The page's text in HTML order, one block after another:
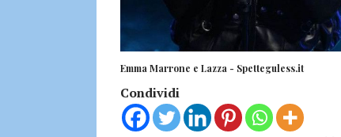
Emma Marrone e Lazza - Spetteguless.it
Condividi